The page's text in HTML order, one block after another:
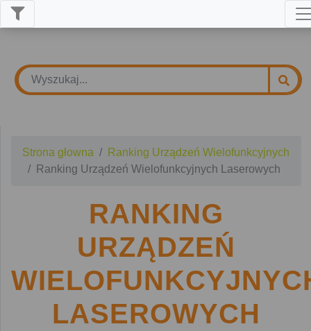
Strona głowna
Ranking Urządzeń Wielofunkcyjnych
Ranking Urządzeń Wielofunkcyjnych Laserowych
RANKING
URZĄDZEŃ
LASEROWYCH